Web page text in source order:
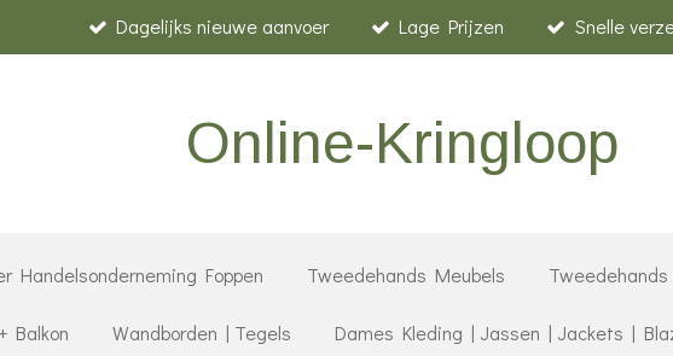
Dagelijks nieuwe aanvoer Lage Prijzen Snelle
Online-Kringloop
Handelsonderneming Foppen Tweedehands Meubels
Balkon Wandborden | Tegels Dames Kleding | Jassen | Jackets |